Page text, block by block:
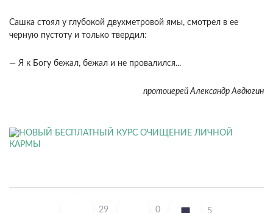
Сашка стоял у глубокой двухметровой ямы, смотрел в ее
черную пустоту и только твердил:
— Я к Богу бежал, бежал и не провалился...
протоиерей Александр Авдюгин
29 0 5